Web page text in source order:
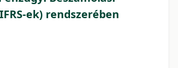
ek) rendszerében